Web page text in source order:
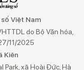
Việt Nam
do Bộ Văn hóa,
11/2025
Kiên
Park, xã Hoài Đức, Hà